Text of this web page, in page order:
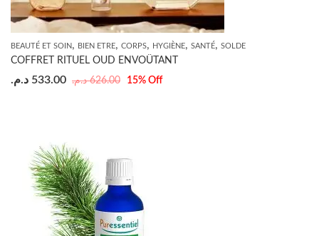
BEAUTÉ ET SOIN, BIEN ETRE, CORPS, HYGIÈNE, SANTÉ, SOLDE
COFFRET RITUEL OUD ENVOÛTANT
626.00 د.م. 533.00 د.م. 15% Off